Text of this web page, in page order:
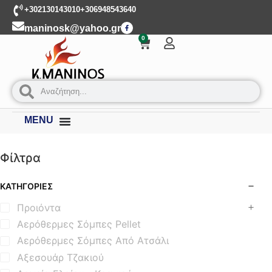
+302130143010+306948543640
maninosk@yahoo.gr
0
MENU
Φίλτρα
ΚΑΤΗΓΟΡΊΕΣ
Προιόντα
Αερόθερμες Σόμπες Pellet
Αερόθερμες Σόμπες Από Ατσάλι
Αξεσουάρ Τζακιού